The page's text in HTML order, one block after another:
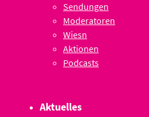
Sendungen
Moderatoren
Wiesn
Aktionen
Podcasts
Aktuelles